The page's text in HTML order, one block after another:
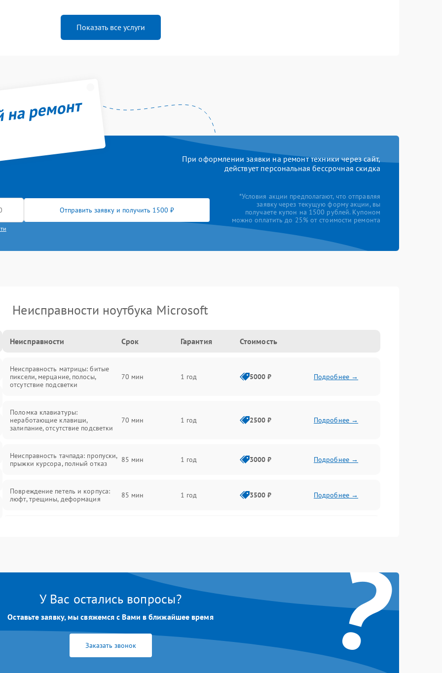
Показать все услуги
ремонт
При оформлении заявки на ремонт техники через сайт,
действует персональная бессрочная скидка
Отправить заявку и получить 1500 ₽
*Условия акции предполагают, что отправляя
заявку через текущую форму акции, вы
получаете купон на 1500 рублей. Купоном
можно оплатить до 25% от стоимости ремонта
Неисправности ноутбука Microsoft
Неисправности Срок Гарантия Стоимость
Неисправность матрицы: битые
пиксели, мерцание, полосы,
отсутствие подсветки
70 мин 1 год 5000 ₽ Подробнее →
Поломка клавиатуры:
неработающие клавиши,
залипание, отсутствие подсветки
70 мин 1 год 2500 ₽ Подробнее →
Неисправность тачпада: пропуски,
прыжки курсора, полный отказ
85 мин 1 год 3000 ₽ Подробнее →
Повреждение петель и корпуса:
люфт, трещины, деформация
85 мин 1 год 3500 ₽ Подробнее →
85 мин 1 год 2000 ₽ Подробнее →
Перегрев из‑за пыли, износа
термопасты или неисправности
кулера
75 мин Подробнее →
Выход из строя SSD или HDD:
медленная загрузка, ошибки
80 мин Подробнее →
?
У Вас остались вопросы?
Оставьте заявку, мы свяжемся с Вами в ближайшее время
Заказать звонок